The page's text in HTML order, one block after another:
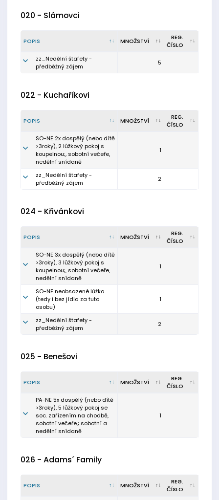
020 - Slámovci
POPIS MNOŽSTVÍ
REG.
ČÍSLO
zz_Nedělní štafety -
předběžný zájem
5
022 - Kuchaříkovi
POPIS MNOŽSTVÍ
REG.
ČÍSLO
SO-NE 2x dospělý (nebo dítě
>3roky), 2 lůžkový pokoj s
koupelnou;, sobotní večeře,
nedělní snídaně
1
zz_Nedělní štafety -
předběžný zájem
2
024 - Křivánkovi
POPIS MNOŽSTVÍ
REG.
ČÍSLO
SO-NE 3x dospělý (nebo dítě
>3roky), 3 lůžkový pokoj s
koupelnou;, sobotní večeře,
nedělní snídaně
1
SO-NE neobsazené lůžko
(tedy i bez jídla za tuto
osobu)
1
zz_Nedělní štafety -
předběžný zájem
2
025 - Benešovi
POPIS MNOŽSTVÍ
REG.
ČÍSLO
PA-NE 5x dospělý (nebo dítě
>3roky), 5 lůžkový pokoj se
soc. zařízením na chodbě,
sobotní večeře,; sobotní a
nedělní snídaně
1
026 - Adams´ Family
POPIS MNOŽSTVÍ
REG.
ČÍSLO